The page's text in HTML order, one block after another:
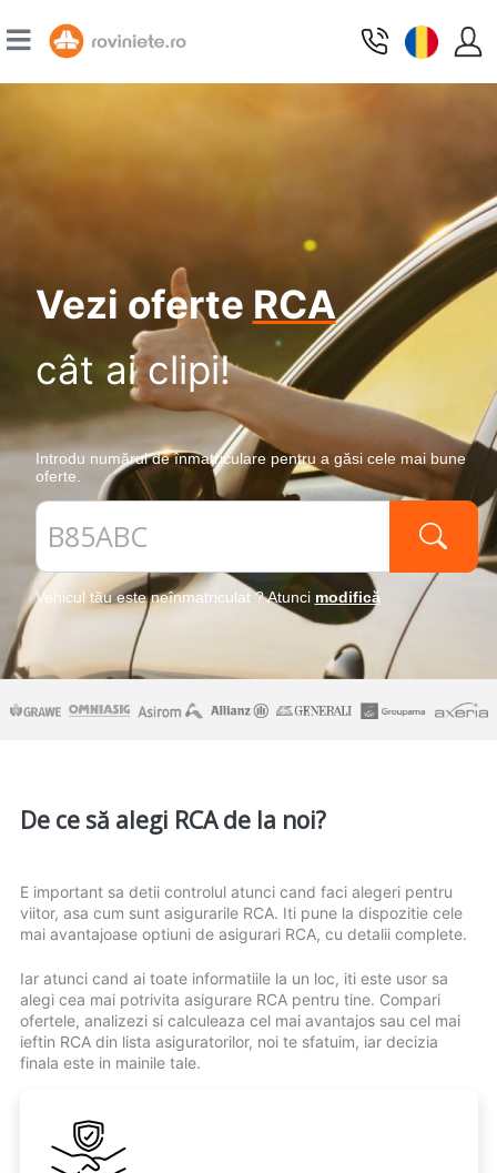
Vezi oferte RCA
cât ai clipi!
Introdu numărul de înmatriculare pentru a găsi cele mai bune
oferte.
Vehicul tău este neînmatriculat ? Atunci modifică
De ce să alegi RCA de la noi?
E important sa detii controlul atunci cand faci alegeri pentru
viitor, asa cum sunt asigurarile RCA. Iti pune la dispozitie cele
mai avantajoase optiuni de asigurari RCA, cu detalii complete.
Iar atunci cand ai toate informatiile la un loc, iti este usor sa
alegi cea mai potrivita asigurare RCA pentru tine. Compari
ofertele, analizezi si calculeaza cel mai avantajos sau cel mai
ieftin RCA din lista asiguratorilor, noi te sfatuim, iar decizia
finala este in mainile tale.